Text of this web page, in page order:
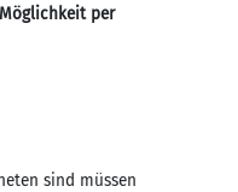
per
sind müssen